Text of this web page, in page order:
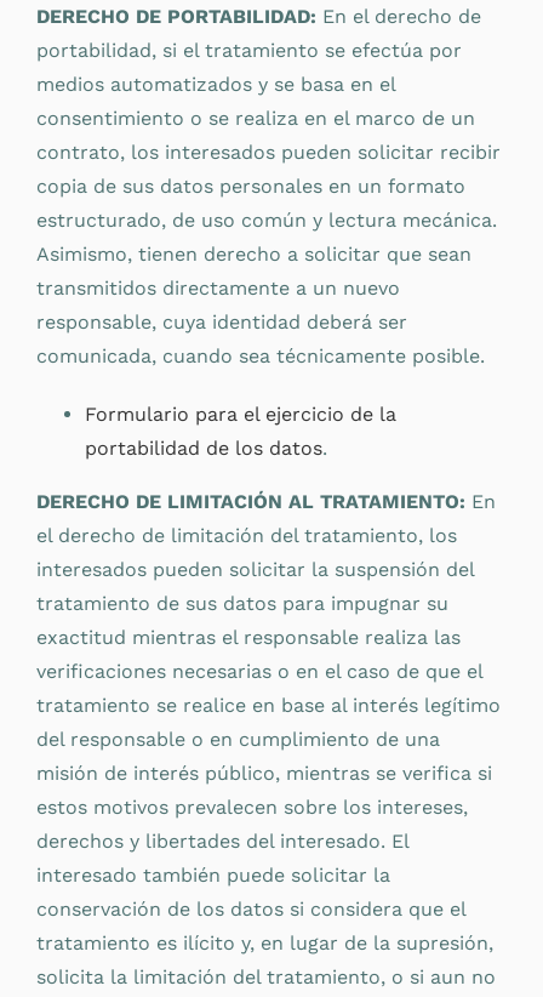
DERECHO DE PORTABILIDAD: En el derecho de
portabilidad, si el tratamiento se efectúa por
medios automatizados y se basa en el
consentimiento o se realiza en el marco de un
contrato, los interesados pueden solicitar recibir
copia de sus datos personales en un formato
estructurado, de uso común y lectura mecánica.
Asimismo, tienen derecho a solicitar que sean
transmitidos directamente a un nuevo
responsable, cuya identidad deberá ser
comunicada, cuando sea técnicamente posible.
Formulario para el ejercicio de la
portabilidad de los datos.
DERECHO DE LIMITACIÓN AL TRATAMIENTO: En
el derecho de limitación del tratamiento, los
interesados pueden solicitar la suspensión del
tratamiento de sus datos para impugnar su
exactitud mientras el responsable realiza las
verificaciones necesarias o en el caso de que el
tratamiento se realice en base al interés legítimo
del responsable o en cumplimiento de una
misión de interés público, mientras se verifica si
estos motivos prevalecen sobre los intereses,
derechos y libertades del interesado. El
interesado también puede solicitar la
conservación de los datos si considera que el
tratamiento es ilícito y, en lugar de la supresión,
solicita la limitación del tratamiento, o si aun no